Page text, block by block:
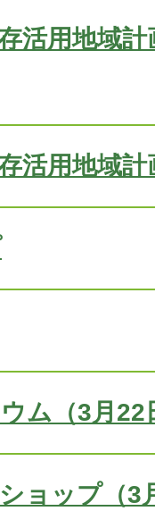
活用地域
活用地域計
ム（3月22
ョップ（3